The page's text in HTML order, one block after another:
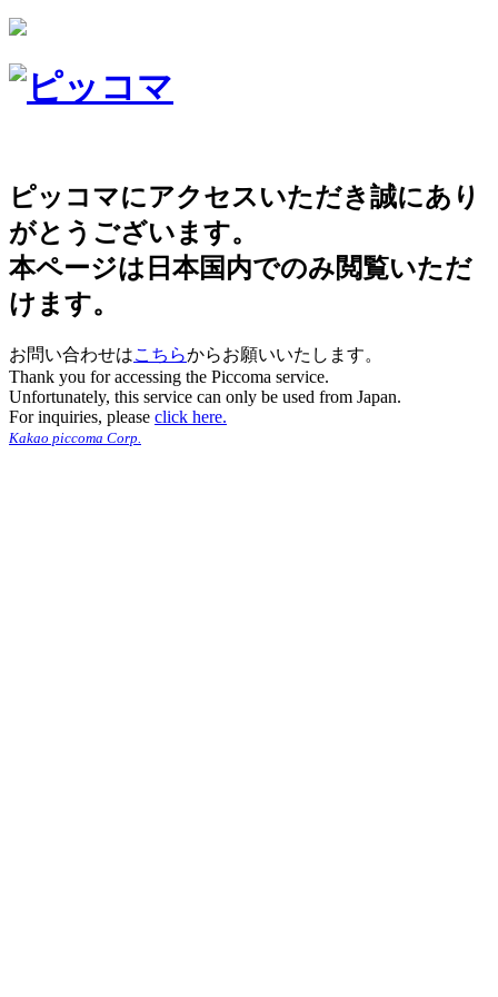
ピッコマにアクセスいただき誠にあり
がとうございます。
本ページは日本国内でのみ閲覧いただ
けます。
お問い合わせはこちらからお願いいたします。
Thank you for accessing the Piccoma service.
Unfortunately, this service can only be used from Japan.
For inquiries, please click here.
Kakao piccoma Corp.